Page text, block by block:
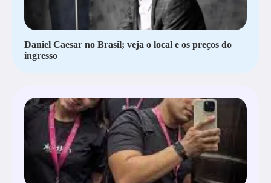
Daniel Caesar no Brasil; veja o local e os preços do
ingresso